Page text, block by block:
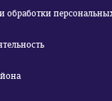
обработки